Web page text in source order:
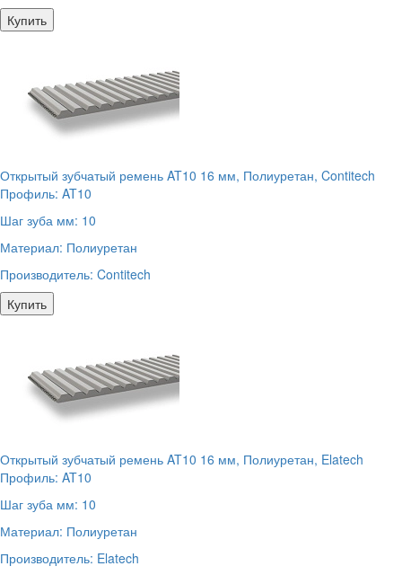
Купить
Открытый зубчатый ремень AT10 16 мм, Полиуретан, Contitech
Профиль: AT10
Шаг зуба мм: 10
Материал: Полиуретан
Производитель: Contitech
Купить
Открытый зубчатый ремень AT10 16 мм, Полиуретан, Elatech
Профиль: AT10
Шаг зуба мм: 10
Материал: Полиуретан
Производитель: Elatech